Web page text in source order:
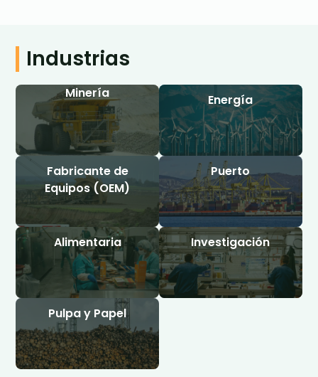
Industrias
Minería Energía
Fabricante de
Equipos (OEM)
Puerto
Alimentaria Investigación
Pulpa y Papel